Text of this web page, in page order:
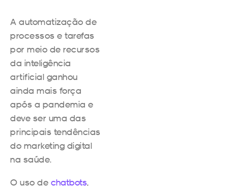
A automatização de
processos e tarefas
por meio de recursos
da inteligência
artificial ganhou
ainda mais força
após a pandemia e
deve ser uma das
principais tendências
do marketing digital
na saúde.
O uso de chatbots,